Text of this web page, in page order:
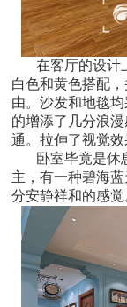
在客厅的设计
白色和黄色搭配
由。沙发和地毯
的增添了几分浪
通。拉伸了视觉效
卧室毕竟是休
主，有一种碧海
分安静祥和的感觉